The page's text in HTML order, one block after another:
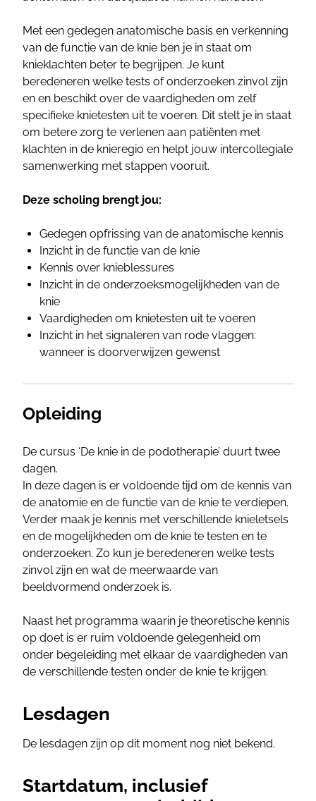
Met een gedegen anatomische basis en verkenning
van de functie van de knie ben je in staat om
knieklachten beter te begrijpen. Je kunt
beredeneren welke tests of onderzoeken zinvol zijn
en en beschikt over de vaardigheden om zelf
specifieke knietesten uit te voeren. Dit stelt je in staat
om betere zorg te verlenen aan patiënten met
klachten in de knieregio en helpt jouw intercollegiale
samenwerking met stappen vooruit.
Deze scholing brengt jou:
Gedegen opfrissing van de anatomische kennis
Inzicht in de functie van de knie
Kennis over knieblessures
Inzicht in de onderzoeksmogelijkheden van de
knie
Vaardigheden om knietesten uit te voeren
Inzicht in het signaleren van rode vlaggen:
wanneer is doorverwijzen gewenst
Opleiding
De cursus ‘De knie in de podotherapie’ duurt twee
dagen.
In deze dagen is er voldoende tijd om de kennis van
de anatomie en de functie van de knie te verdiepen.
Verder maak je kennis met verschillende knieletsels
en de mogelijkheden om de knie te testen en te
onderzoeken. Zo kun je beredeneren welke tests
zinvol zijn en wat de meerwaarde van
beeldvormend onderzoek is.
Naast het programma waarin je theoretische kennis
op doet is er ruim voldoende gelegenheid om
onder begeleiding met elkaar de vaardigheden van
de verschillende testen onder de knie te krijgen.
Lesdagen
De lesdagen zijn op dit moment nog niet bekend.
Startdatum, inclusief